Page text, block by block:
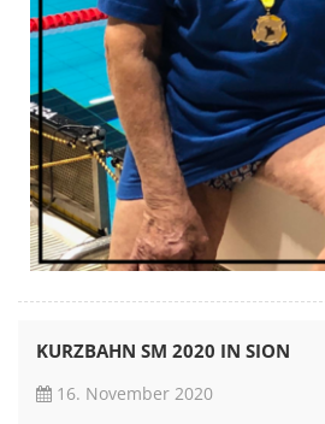
KURZBAHN SM 2020 IN SION
16. November 2020